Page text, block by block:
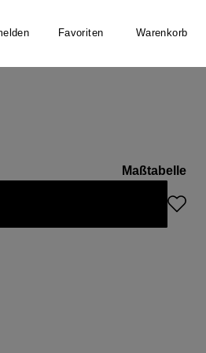
Favoriten Warenkorb
Maßtabelle